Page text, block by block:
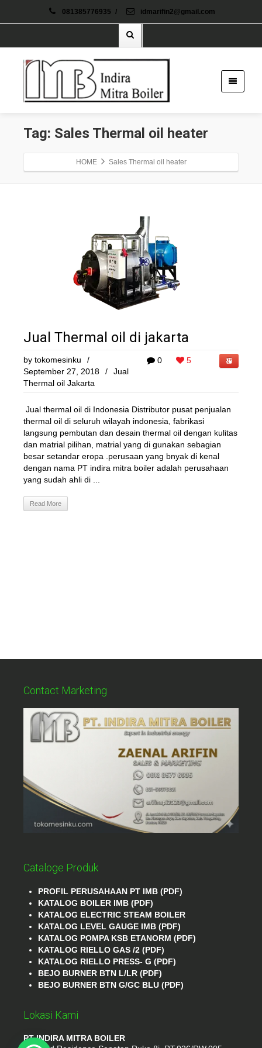
081385776935 / idmarifin2@gmail.com
Tag: Sales Thermal oil heater
HOME Sales Thermal oil heater
Jual Thermal oil di jakarta
0 5
by tokomesinku
/
September 27, 2018
/
Jual
Thermal oil Jakarta
Jual thermal oil di Indonesia Distributor pusat penjualan
thermal oil di seluruh wilayah indonesia, fabrikasi
langsung pembutan dan desain thermal oil dengan kulitas
dan matrial pilihan, matrial yang di gunakan sebagian
besar setandar eropa .perusaan yang bnyak di kenal
dengan nama PT indira mitra boiler adalah perusahaan
yang sudah ahli di ...
Read More
Contact Marketing
Cataloge Produk
PROFIL PERUSAHAAN PT IMB (PDF)
KATALOG BOILER IMB (PDF)
KATALOG ELECTRIC STEAM BOILER
KATALOG LEVEL GAUGE IMB (PDF)
KATALOG POMPA KSB ETANORM (PDF)
KATALOG RIELLO GAS /2 (PDF)
KATALOG RIELLO PRESS- G (PDF)
BEJO BURNER BTN L/LR (PDF)
BEJO BURNER BTN G/GC BLU (PDF)
Lokasi Kami
PT INDIRA MITRA BOILER